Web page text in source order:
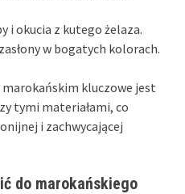
i okucia z kutego żelaza.
w bogatych kolorach.
kluczowe jest
tymi materiałami, co
i zachwycającej
do marokańskiego